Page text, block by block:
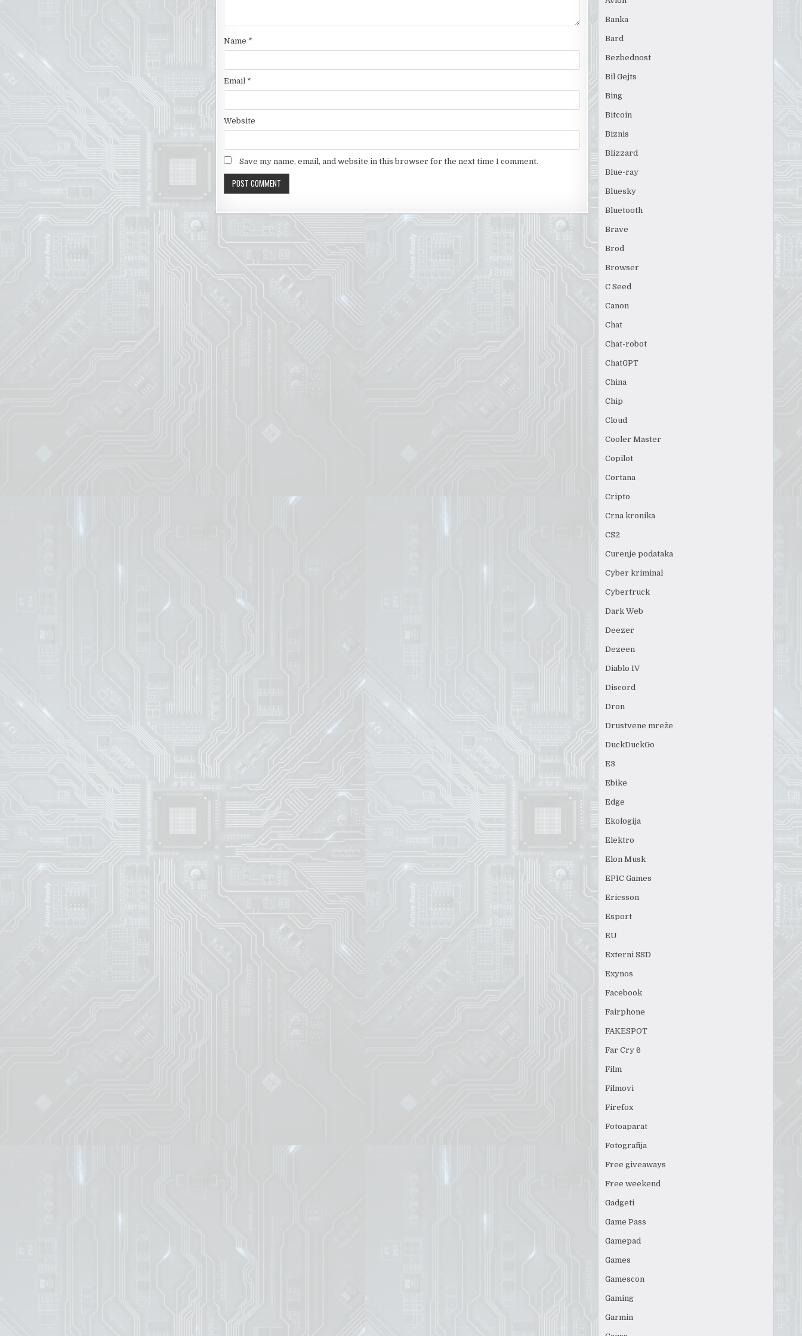
Name *
Email *
Website
Save my name, email, and website in this browser for the next time I comment.
Banka
Bard
Bezbednost
Bil Gejts
Bing
Bitcoin
Biznis
Blizzard
Blue-ray
Bluesky
Bluetooth
Brave
Brod
Browser
C Seed
Canon
Chat
Chat-robot
ChatGPT
China
Chip
Cloud
Cooler Master
Copilot
Cortana
Cripto
Crna kronika
CS2
Curenje podataka
Cyber kriminal
Cybertruck
Dark Web
Deezer
Dezeen
Diablo IV
Discord
Dron
Drustvene mreže
DuckDuckGo
E3
Ebike
Edge
Ekologija
Elektro
Elon Musk
EPIC Games
Ericsson
Esport
EU
Externi SSD
Exynos
Facebook
Fairphone
FAKESPOT
Far Cry 6
Film
Filmovi
Firefox
Fotoaparat
Fotografija
Free giveaways
Free weekend
Gadgeti
Game Pass
Gamepad
Games
Gamescon
Gaming
Garmin